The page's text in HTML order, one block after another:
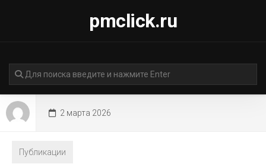
pmclick.ru
2 марта 2026
Публикации